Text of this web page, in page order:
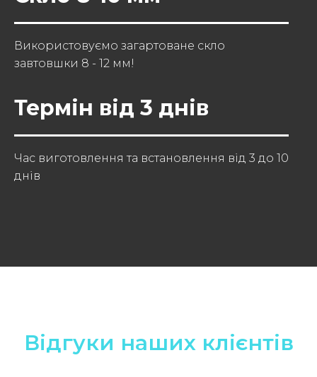
Використовуємо загартоване скло
завтовшки 8 - 12 мм!
Термін від 3 днів
Час виготовлення та встановлення від 3 до 10
днів
Відгуки наших клієнтів